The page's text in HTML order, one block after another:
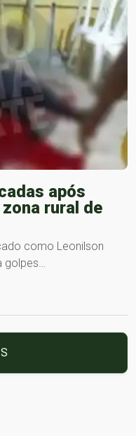
após
rural de
como Leonilson
golpes…